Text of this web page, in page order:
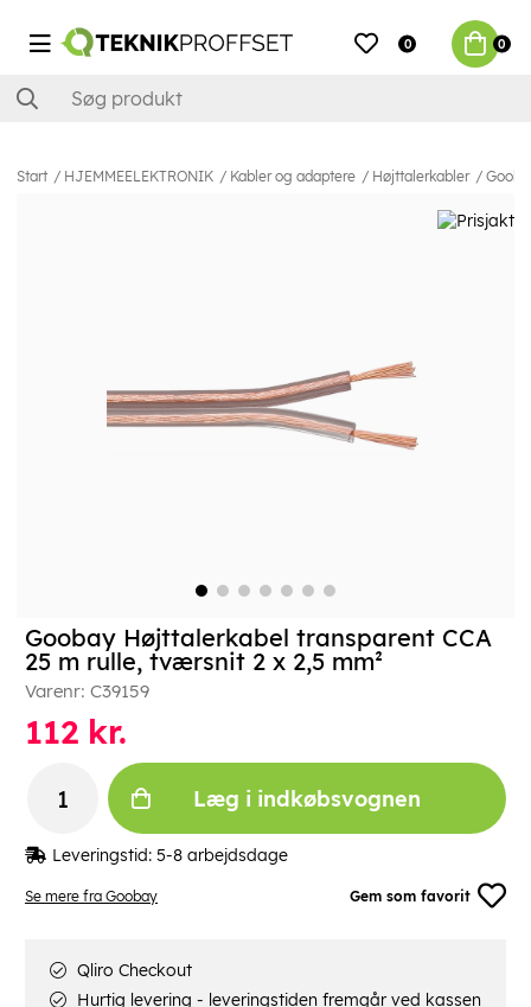
0 0
Start HJEMMEELEKTRONIK Kabler og adaptere Højttalerkabler
Se mere fra Goobay Gem som favorit
Goobay Højttalerkabel transparent CCA
25 m rulle, tværsnit 2 x 2,5 mm²
Varenr: C39159
112 kr.
Læg i indkøbsvognen
Leveringstid: 5-8 arbejdsdage
Qliro Checkout
Hurtig levering - leveringstiden fremgår ved kassen